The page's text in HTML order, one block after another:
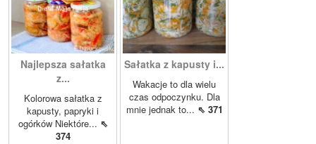
Najlepsza sałatka
z...
Kolorowa sałatka z
kapusty, papryki i
ogórków Niektóre... ⇖
374
Sałatka z kapusty i...
Wakacje to dla wielu
czas odpoczynku. Dla
mnie jednak to... ⇖ 371